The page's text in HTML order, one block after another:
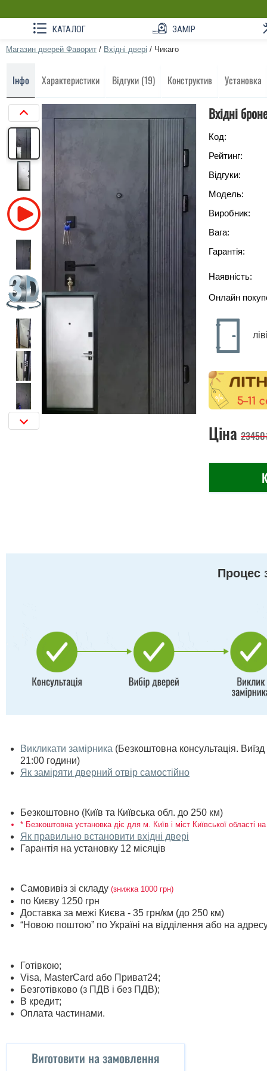
КАТАЛОГ ЗАМІР
Магазин дверей Фаворит / Вхідні двері / Чикаго
Інфо Характеристики Відгуки (19) Конструктив Установка
Вхідні
Код:
Рейтинг:
Відгуки:
Модель:
Виробник:
Вага:
Гарантія:
Наявність:
Онлайн
Ціна 23450
Процес
Викликати замірника (Безкоштовна консультація.
21:00 години)
Як заміряти дверний отвір самостійно
Безкоштовно (Київ та Київська обл. до 250 км)
* Безкоштовна установка діє для м. Київ і міст Київської області
Як правильно встановити вхідні двері
Гарантія на установку 12 місяців
Самовивіз зі складу (знижка 1000 грн)
по Києву 1250 грн
Доставка за межі Києва - 35 грн/км (до 250 км)
“Новою поштою” по Україні на відділення або на
Готівкою;
Visa, MasterСard або Приват24;
Безготівково (з ПДВ і без ПДВ);
В кредит;
Оплата частинами.
Виготовити на замовлення